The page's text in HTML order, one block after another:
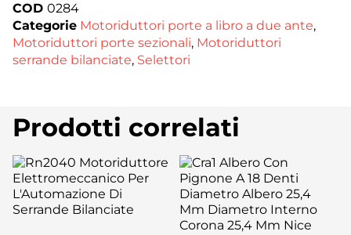
COD 0284
Categorie Motoriduttori porte a libro a due ante,
Motoriduttori porte sezionali, Motoriduttori
serrande bilanciate, Selettori
Prodotti correlati